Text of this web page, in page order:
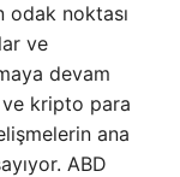
noktası
ve
devam
ve kripto para
ana
ABD